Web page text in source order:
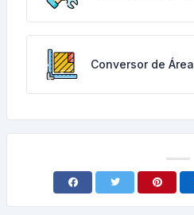
Conversor de Área